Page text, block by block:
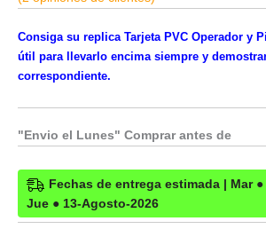
Consiga su replica Tarjeta PVC Operador y
útil para llevarlo encima siempre y
correspondiente.
"Envio el Lunes" Comprar antes de
Fechas de entrega estimada | Mar
Jue ● 13-Agosto-2026